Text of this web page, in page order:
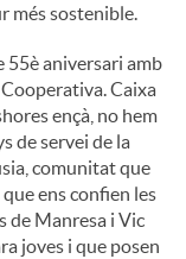
més sostenible.
55è aniversari amb
Caixa
ençà, no hem
de servei de la
comunitat que
ens confien les
de Manresa i Vic
joves i que posen